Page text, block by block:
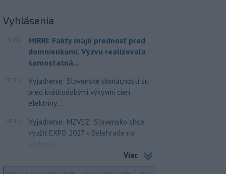
Vyhlásenia
15:09
MIRRI: Fakty majú prednosť pred
domnienkami. Výzvu realizovala
samostatná...
07:55
Vyjadrenie: Slovenské domácnosti sú
pred krátkodobými výkyvmi cien
elektriny...
18:12
Vyjadrenie: MZVEZ: Slovensko chce
využiť EXPO 2027 v Belehrade na
podporu...
Viac